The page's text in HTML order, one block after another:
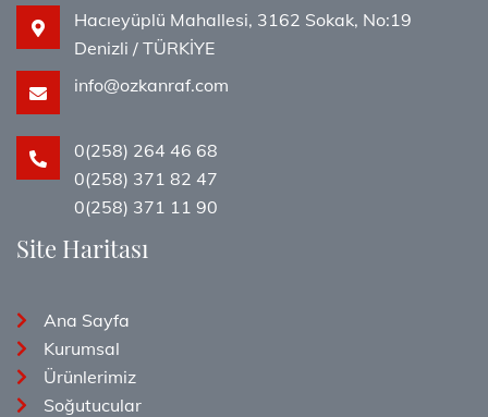
Hacıeyüplü Mahallesi, 3162 Sokak, No:19
Denizli / TÜRKİYE
info@ozkanraf.com
0(258) 264 46 68
0(258) 371 82 47
0(258) 371 11 90
Site Haritası
Ana Sayfa
Kurumsal
Ürünlerimiz
Soğutucular